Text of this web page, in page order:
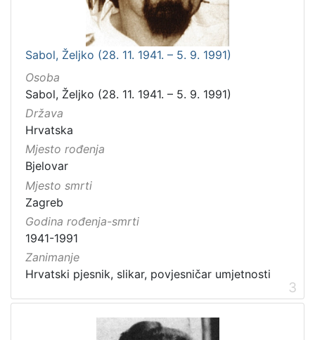
Sabol, Željko (28. 11. 1941. – 5. 9. 1991)
Osoba
Sabol, Željko (28. 11. 1941. – 5. 9. 1991)
Država
Hrvatska
Mjesto rođenja
Bjelovar
Mjesto smrti
Zagreb
Godina rođenja-smrti
1941-1991
Zanimanje
Hrvatski pjesnik, slikar, povjesničar umjetnosti
3